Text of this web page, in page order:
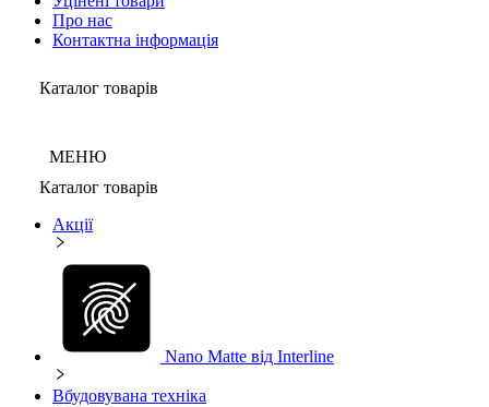
Про нас
Контактна інформація
Каталог товарів
МЕНЮ
Каталог товарів
Акції
Nano Matte від Interline
Вбудовувана техніка